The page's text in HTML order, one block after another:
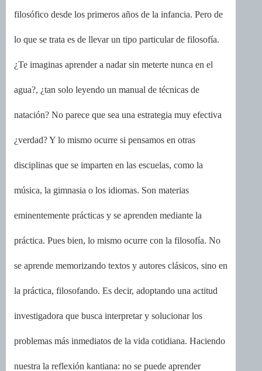
filosófico desde los primeros años de la infancia. Pero de
lo que se trata es de llevar un tipo particular de filosofía.
¿Te imaginas aprender a nadar sin meterte nunca en el
agua?, ¿tan solo leyendo un manual de técnicas de
natación? No parece que sea una estrategia muy efectiva
¿verdad? Y lo mismo ocurre si pensamos en otras
disciplinas que se imparten en las escuelas, como la
música, la gimnasia o los idiomas. Son materias
eminentemente prácticas y se aprenden mediante la
práctica. Pues bien, lo mismo ocurre con la filosofía. No
se aprende memorizando textos y autores clásicos, sino en
la práctica, filosofando. Es decir, adoptando una actitud
investigadora que busca interpretar y solucionar los
problemas más inmediatos de la vida cotidiana. Haciendo
nuestra la reflexión kantiana: no se puede aprender